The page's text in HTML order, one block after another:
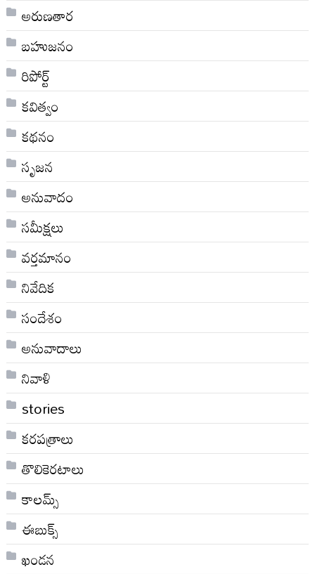
అరుణతార
బహుజనం
రిపోర్ట్
కవిత్వం
కథనం
సృజన
అనువాదం
సమీక్షలు
వర్తమానం
నివేదిక
సందేశం
అనువాదాలు
నివాళి
stories
కరపత్రాలు
తొలికెరటాలు
కాలమ్స్
ఈబుక్స్
ఖండన